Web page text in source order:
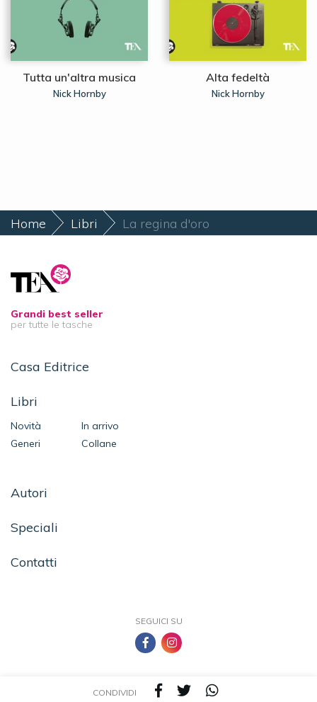
Tutta un'altra musica
Nick Hornby
Alta fedeltà
Nick Hornby
CONDIVIDI
Home Libri La regina d'oro
Grandi best seller
per tutte le tasche
Casa Editrice
Libri
Novità
In arrivo
Generi
Collane
Autori
Speciali
Contatti
SEGUICI SU